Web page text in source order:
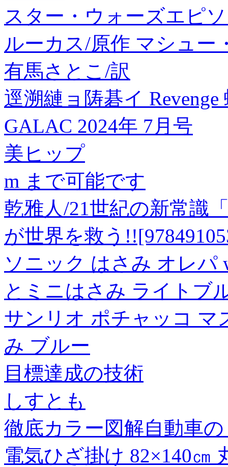
スター・ウォーズエピ
ルーカス/原作 マシュー
有馬さとこ/訳
逕溯縺ョ陦碁イ
GALAC 2024年 7月号
美ヒップ
m まで可能です
乾雅人/21世紀の新常識
が世界を救う
ソニック はさみ オレパ
とミニはさみ ライトブ
サンリオ ポチャッコ マ
み ブルー
目標達成の技術
しすとも
徹底カラー図解自動車
電気ひざ掛け 82×140㎝